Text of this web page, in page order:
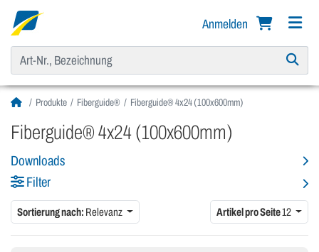
Anmelden
Produkte Fiberguide® Fiberguide® 4x24 (100x600mm)
Fiberguide® 4x24 (100x600mm)
Downloads
Filter
Sortierung nach: Relevanz Artikel pro Seite12